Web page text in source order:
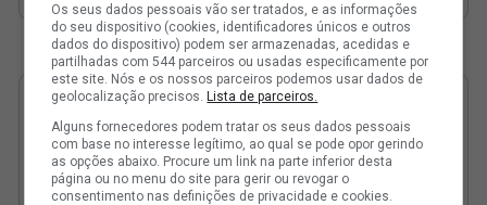
Os seus dados pessoais vão ser tratados, e as informações
do seu dispositivo (cookies, identificadores únicos e outros
dados do dispositivo) podem ser armazenadas, acedidas e
partilhadas com 544 parceiros ou usadas especificamente por
este site. Nós e os nossos parceiros podemos usar dados de
geolocalização precisos.Lista de parceiros.
Alguns fornecedores podem tratar os seus dados pessoais
com base no interesse legítimo, ao qual se pode opor gerindo
as opções abaixo. Procure um link na parte inferior desta
página ou no menu do site para gerir ou revogar o
consentimento nas definições de privacidade e cookies.